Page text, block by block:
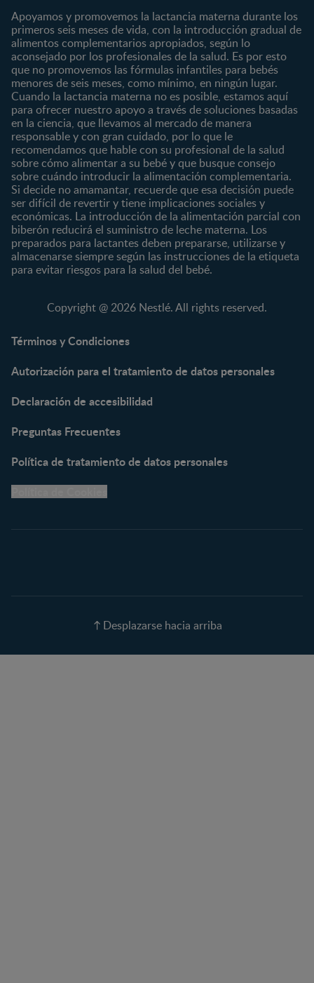
¿Quiénes somos?
Marcas y productos
Nuestros Productos
Nuestras Marcas
Embarazo
Posparto
0 a 4 meses
4 a 6 meses
6 a 8 meses
8 a 12 meses
12 a 24 meses
Desde 2 años
Preescolar
Escolar
Nutrición
Salud
Maternidad
Paternidad
Vida en familia
Marcas
CERELAC®
GERBER®
KLIM®
NAN® 3
NAN® Optipro® 3
NAN® Supreme 3
NESTUM®
NESCARE®
Productos
Cereales Infantiles
Compotas y galletas
Fórmulas Infantiles
Herramientas
Calculadora de color de
Apoyamos y promovemos la lactancia materna durante los
primeros seis meses de vida, con la introducción gradual de
alimentos complementarios apropiados, según lo
aconsejado por los profesionales de la salud. Es por esto
que no promovemos las fórmulas infantiles para bebés
menores de seis meses, como mínimo, en ningún lugar.
Cuando la lactancia materna no es posible, estamos aquí
para ofrecer nuestro apoyo a través de soluciones basadas
en la ciencia, que llevamos al mercado de manera
responsable y con gran cuidado, por lo que le
recomendamos que hable con su profesional de la salud
sobre cómo alimentar a su bebé y que busque consejo
sobre cuándo introducir la alimentación complementaria.
Si decide no amamantar, recuerde que esa decisión puede
ser difícil de revertir y tiene implicaciones sociales y
económicas. La introducción de la alimentación parcial con
biberón reducirá el suministro de leche materna. Los
preparados para lactantes deben prepararse, utilizarse y
almacenarse siempre según las instrucciones de la etiqueta
para evitar riesgos para la salud del bebé.
Copyright @ 2026 Nestlé. All rights reserved.
Términos y Condiciones
Autorización para el tratamiento de datos personales
Declaración de accesibilidad
Preguntas Frecuentes
Política de tratamiento de datos personales
Desplazarse hacia arriba